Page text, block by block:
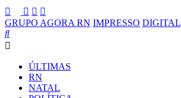
GRUPO AGORA RN IMPRESSO DIGITAL
ÚLTIMAS
RN
NATAL